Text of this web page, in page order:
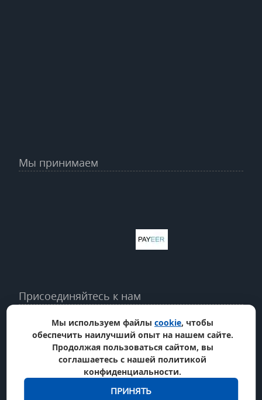
Мы принимаем
Присоединяйтесь к нам
Мы используем файлы cookie, чтобы
обеспечить наилучший опыт на нашем сайте.
Продолжая пользоваться сайтом, вы
соглашаетесь с нашей политикой
конфиденциальности.
ПРИНЯТЬ